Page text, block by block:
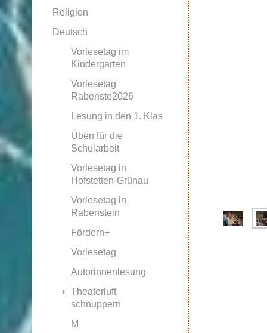
Religion
Deutsch
Vorlesetag im
Kindergarten
Vorlesetag
Rabenste2026
Lesung in den 1. Klas
Üben für die
Schularbeit
Vorlesetag in
Hofstetten-Grünau
Vorlesetag in
Rabenstein
Fördern+
Vorlesetag
Autorinnenlesung
Theaterluft
schnuppern
M